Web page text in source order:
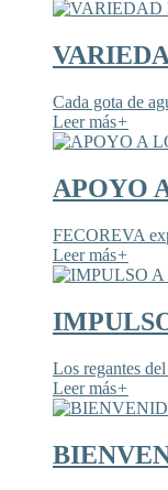
Cada gota de
Leer más+
APOYO
FECOREVA
Leer más+
Los regantes
Leer más+